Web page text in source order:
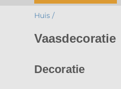
Huis /
Vaasdecoratie
Decoratie